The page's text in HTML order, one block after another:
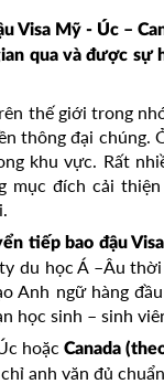
Visa Mỹ - Úc –
qua và được
thế giới trong
thông đại chúng.
khu vực. Rất
mục đích cải
tiếp bao đậu
du học Á –Âu
Anh ngữ hàng
học sinh – sinh
hoặc Canada
anh văn đủ